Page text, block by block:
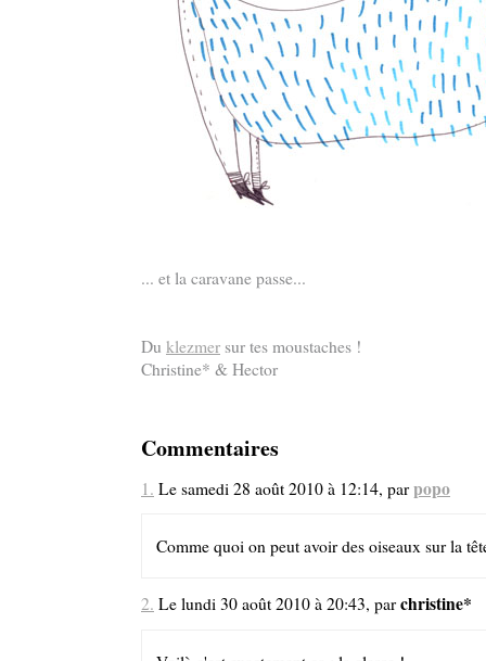
... et la caravane passe...
Du klezmer sur tes moustaches !
Christine* & Hector
Commentaires
1. Le samedi 28 août 2010 à 12:14, parpopo
Comme quoi on peut avoir des oiseaux sur la
2. Le lundi 30 août 2010 à 20:43, parchristine*